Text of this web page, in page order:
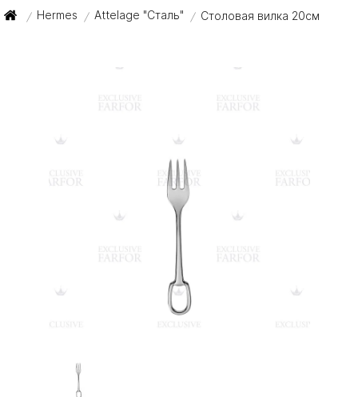
/ Hermes / Attelage "Сталь" / Столовая вилка 20см